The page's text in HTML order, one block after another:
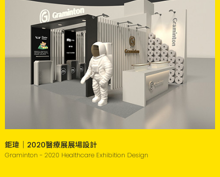
鉅瑋｜2020醫療展展場設計
Graminton - 2020 Healthcare Exhibition Design